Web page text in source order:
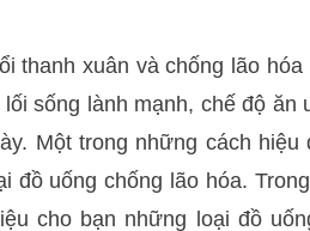
thanh xuân và chống lão
sống lành mạnh, chế độ ăn
Một trong những cách
đồ uống chống lão hóa.
cho bạn những loại đồ